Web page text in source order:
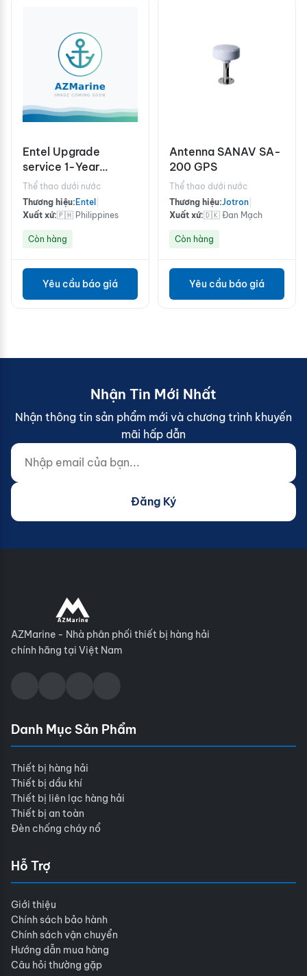
Entel Upgrade
service 1-Year
(Dispatcher
software)
Thể thao dưới nước
Thương hiệu: Entel
Xuất xứ:🇵🇭 Philippines
Còn hàng
Yêu cầu báo giá
Antenna SANAV SA-
200 GPS
Thể thao dưới nước
Thương hiệu:Jotron
Xuất xứ:🇩🇰 Đan Mạch
Còn hàng
Yêu cầu báo giá
Nhận Tin Mới Nhất
Nhận thông tin sản phẩm mới và chương trình khuyến
mãi hấp dẫn
Nhập email của bạn...
Website (do not fill)
Đăng Ký
AZMarine - Nhà phân phối thiết bị hàng hải
chính hãng tại Việt Nam
Danh Mục Sản Phẩm
Thiết bị hàng hải
Thiết bị dầu khí
Thiết bị liên lạc hàng hải
Thiết bị an toàn
Đèn chống cháy nổ
Hỗ Trợ
Giới thiệu
Chính sách bảo hành
Chính sách vận chuyển
Hướng dẫn mua hàng
Câu hỏi thường gặp